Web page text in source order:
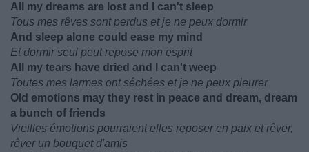
All my dreams are lost and I can't sleep
Tous mes rêves sont perdus et je ne peux dormir
And sleep alone could ease my mind
Et dormir seul peut repose mon esprit
All my tears have dried and I can't weep
Toutes mes larmes ont séchées et je ne peux pleurer
Old emotions may they rest in peace and dream, dream
a bunch of friends
Vieilles émotions pourraient elles reposer en paix et rêver,
rêver un bouquet d'amis